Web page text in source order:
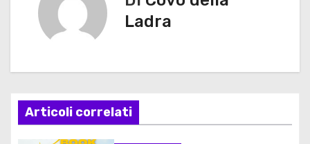
a
z
Ladra
Articoli correlati